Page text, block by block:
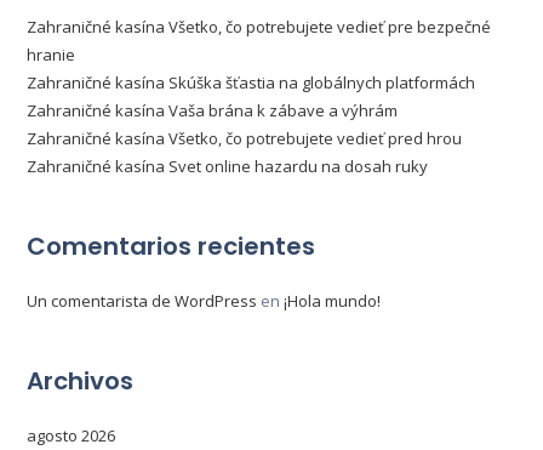
Zahraničné kasína Všetko, čo potrebujete vedieť pre bezpečné
hranie
Zahraničné kasína Skúška šťastia na globálnych platformách
Zahraničné kasína Vaša brána k zábave a výhrám
Zahraničné kasína Všetko, čo potrebujete vedieť pred hrou
Zahraničné kasína Svet online hazardu na dosah ruky
Comentarios recientes
Un comentarista de WordPress en¡Hola mundo!
Archivos
agosto 2026